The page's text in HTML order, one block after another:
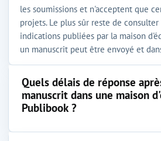
les soumissions et n'acceptent que
projets. Le plus sûr reste de
indications publiées par la maison
un manuscrit peut être envoyé et
Quels délais de réponse
manuscrit dans une maison
Publibook ?